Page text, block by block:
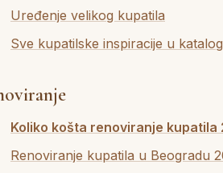
Uređenje velikog kupatila
Sve kupatilske inspiracije u
Koliko košta renoviranje kupatila
Renoviranje kupatila u Beogradu